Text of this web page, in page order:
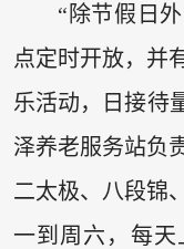
“除节假日
点定时开放，并
乐活动，日接待
泽养老服务站负
二太极、八段锦
一到周六，每天